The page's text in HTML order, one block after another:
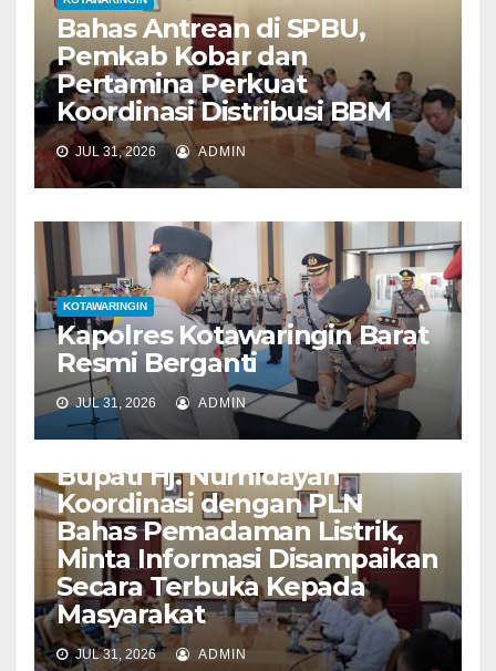
Bahas Antrean di SPBU,
Pemkab Kobar dan
Pertamina Perkuat
Koordinasi Distribusi BBM
JUL 31, 2026 ADMIN
KOTAWARINGIN
Kapolres Kotawaringin Barat
Resmi Berganti
JUL 31, 2026 ADMIN
Bupati Hj. Nurhidayah
Koordinasi dengan PLN
Bahas Pemadaman Listrik,
Minta Informasi Disampaikan
Secara Terbuka Kepada
Masyarakat
JUL 31, 2026 ADMIN